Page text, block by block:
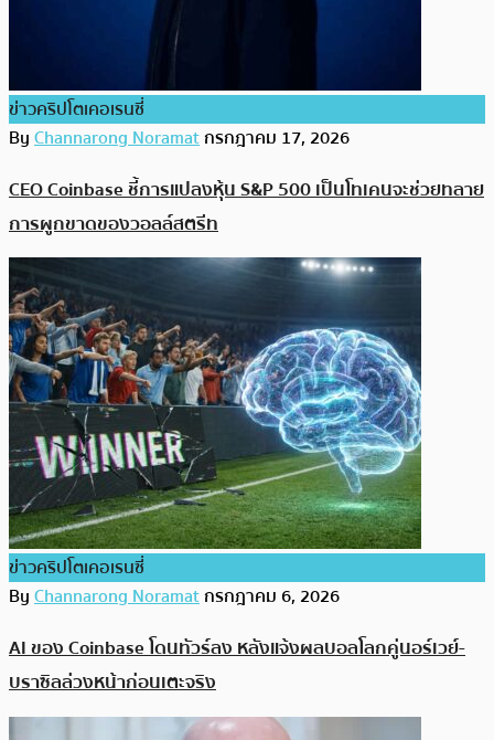
ข่าวคริปโตเคอเรนซี่
ByChannarong Noramatกรกฎาคม 17, 2026
CEO Coinbase ชี้การแปลงหุ้น S&P 500 เป็นโทเคนจะช่วยทลาย
การผูกขาดของวอลล์สตรีท
ข่าวคริปโตเคอเรนซี่
ByChannarong Noramatกรกฎาคม 6, 2026
AI ของ Coinbase โดนทัวร์ลง หลังแจ้งผลบอลโลกคู่นอร์เวย์-
บราซิลล่วงหน้าก่อนเตะจริง